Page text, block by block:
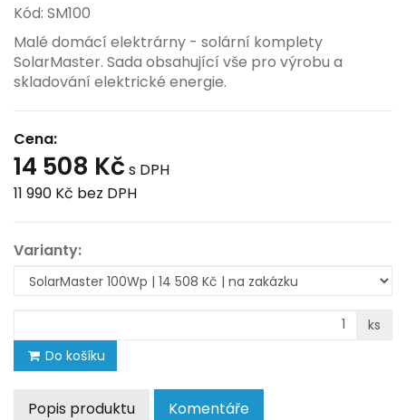
Kód: SM100
Malé domácí elektrárny - solární komplety
SolarMaster. Sada obsahující vše pro výrobu a
skladování elektrické energie.
Cena:
14 508 Kč s DPH
11 990 Kč bez DPH
Varianty:
ks
Do košíku
Popis produktu
Komentáře